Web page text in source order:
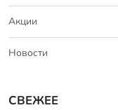
Акции
Новости
СВЕЖЕЕ